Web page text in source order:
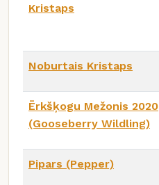
Kristaps
Noburtais Kristaps
Ērkšķogu Mežonis 2020
(Gooseberry Wildling)
Pipars (Pepper)